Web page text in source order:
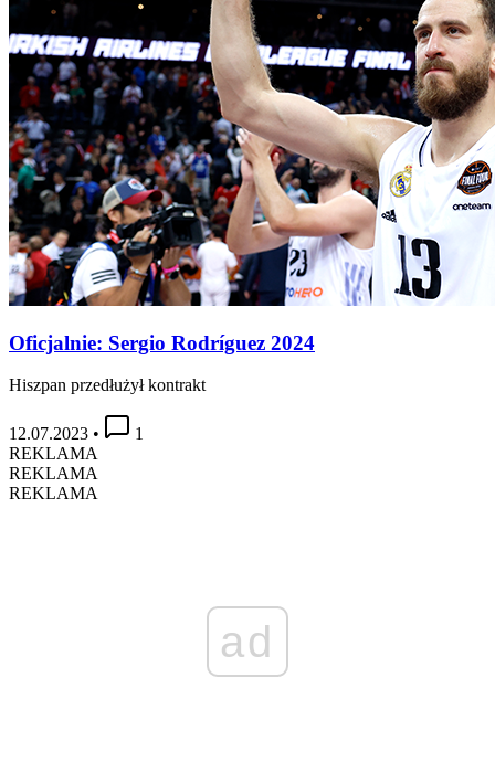
Oficjalnie: Sergio Rodríguez 2024
Hiszpan przedłużył kontrakt
12.07.2023 •
1
REKLAMA
REKLAMA
REKLAMA
ad